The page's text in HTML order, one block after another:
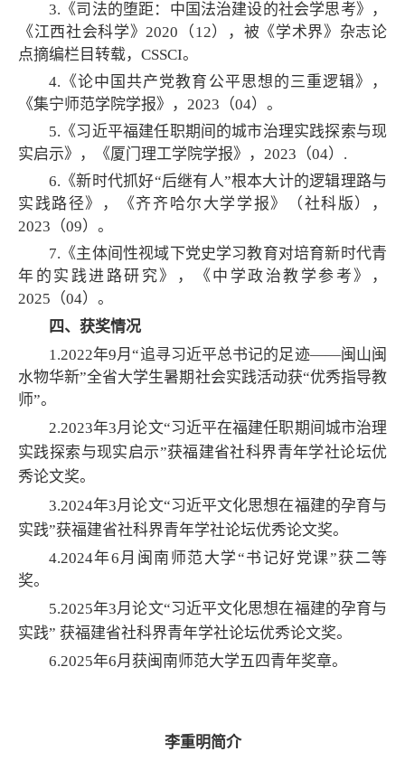
3.《司法的堕距：中国法治建设的社会学思考》，
《江西社会科学》2020（12），被《学术界》杂志论
点摘编栏目转载，CSSCI。
4.《论中国共产党教育公平思想的三重逻辑》，
《集宁师范学院学报》，2023（04）。
5.《习近平福建任职期间的城市治理实践探索与现
实启示》，《厦门理工学院学报》，2023（04）.
6.《新时代抓好“后继有人”根本大计的逻辑理路与
实践路径》，《齐齐哈尔大学学报》（社科版），
2023（09）。
7.《主体间性视域下党史学习教育对培育新时代青
年的实践进路研究》，《中学政治教学参考》，
2025（04）。
四、获奖情况
1.2022年9月“追寻习近平总书记的足迹——闽山闽
水物华新”全省大学生暑期社会实践活动获“优秀指导教
师”。
2.2023年3月论文“习近平在福建任职期间城市治理
实践探索与现实启示”获福建省社科界青年学社论坛优
秀论文奖。
3.2024年3月论文“习近平文化思想在福建的孕育与
实践”获福建省社科界青年学社论坛优秀论文奖。
4.2024年6月闽南师范大学“书记好党课”获二等
奖。
5.2025年3月论文“习近平文化思想在福建的孕育与
实践” 获福建省社科界青年学社论坛优秀论文奖。
6.2025年6月获闽南师范大学五四青年奖章。
李重明简介